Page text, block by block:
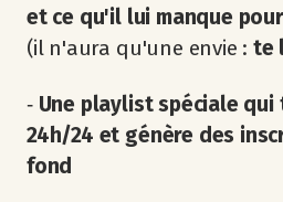
et ce qu'il lui manque
(il n'aura qu'une envie :te
‐ Une playlist spéciale
24h/24 et génère des
fond